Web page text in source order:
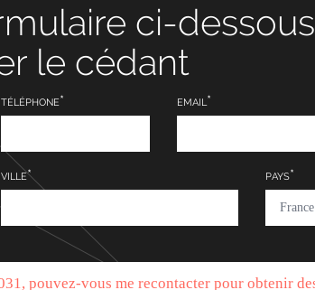
ci-dessous
le cédant
TÉLÉPHONE EMAIL
VILLE PAYS